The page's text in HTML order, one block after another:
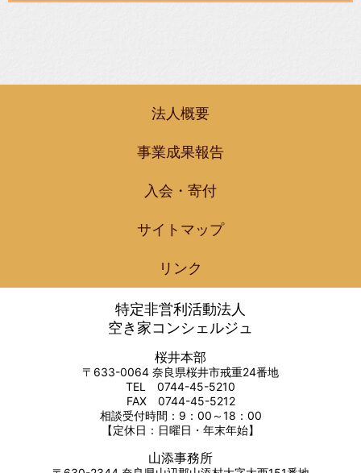
法人概要
事業成果報告
入会・寄付
サイトマップ
リンク
特定非営利活動法人
空き家コンシェルジュ
桜井本部
〒633-0064 奈良県桜井市戒重24番地
TEL 0744-45-5210
FAX 0744-45-5212
相談受付時間：9：00～18：00
【定休日：日曜日・年末年始】
山添事務所